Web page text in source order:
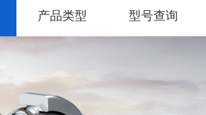
产品类型 型号查询